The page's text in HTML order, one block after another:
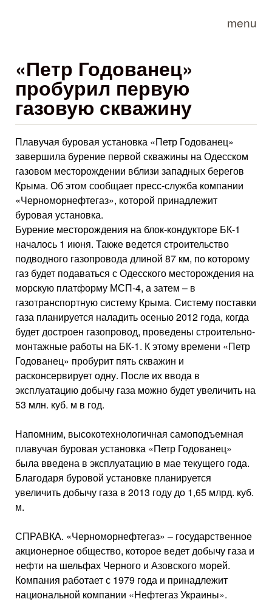
menu
«Петр Годованец»
пробурил первую
газовую скважину
Плавучая буровая установка «Петр Годованец»
завершила бурение первой скважины на Одесском
газовом месторождении вблизи западных берегов
Крыма. Об этом сообщает пресс-служба компании
«Черноморнефтегаз», которой принадлежит
буровая установка.
Бурение месторождения на блок-кондукторе БК-1
началось 1 июня. Также ведется строительство
подводного газопровода длиной 87 км, по которому
газ будет подаваться с Одесского месторождения на
морскую платформу МСП-4, а затем – в
газотранспортную систему Крыма. Систему поставки
газа планируется наладить осенью 2012 года, когда
будет достроен газопровод, проведены строительно-
монтажные работы на БК-1. К этому времени «Петр
Годованец» пробурит пять скважин и
расконсервирует одну. После их ввода в
эксплуатацию добычу газа можно будет увеличить на
53 млн. куб. м в год.
Напомним, высокотехнологичная самоподъемная
плавучая буровая установка «Петр Годованец»
была введена в эксплуатацию в мае текущего года.
Благодаря буровой установке планируется
увеличить добычу газа в 2013 году до 1,65 млрд. куб.
м.
СПРАВКА. «Черноморнефтегаз» – государственное
акционерное общество, которое ведет добычу газа и
нефти на шельфах Черного и Азовского морей.
Компания работает с 1979 года и принадлежит
национальной компании «Нефтегаз Украины».